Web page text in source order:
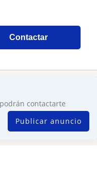
Contactar
contactarte
Publicar anuncio